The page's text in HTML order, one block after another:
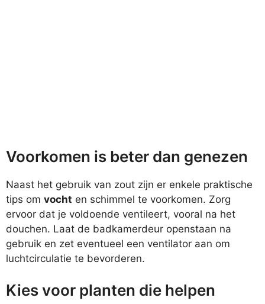
Voorkomen is beter dan genezen
Naast het gebruik van zout zijn er enkele praktische
tips om vocht en schimmel te voorkomen. Zorg
ervoor dat je voldoende ventileert, vooral na het
douchen. Laat de badkamerdeur openstaan na
gebruik en zet eventueel een ventilator aan om
luchtcirculatie te bevorderen.
Kies voor planten die helpen